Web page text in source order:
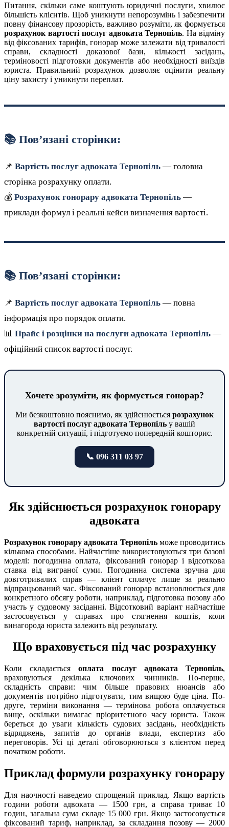
Питання, скільки саме коштують юридичні послуги, хвилює
більшість клієнтів. Щоб уникнути непорозумінь і забезпечити
повну фінансову прозорість, важливо розуміти, як формується
розрахунок вартості послуг адвоката Тернопіль. На відміну
від фіксованих тарифів, гонорар може залежати від тривалості
справи, складності доказової бази, кількості засідань,
терміновості підготовки документів або необхідності виїздів
юриста. Правильний розрахунок дозволяє оцінити реальну
ціну захисту і уникнути переплат.
📚 Пов’язані сторінки:
📌 Вартість послуг адвоката Тернопіль — головна
сторінка розрахунку оплати.
💰 Розрахунок гонорару адвоката Тернопіль —
приклади формул і реальні кейси визначення вартості.
📚 Пов’язані сторінки:
📌 Вартість послуг адвоката Тернопіль — повна
інформація про порядок оплати.
📊 Прайс і розцінки на послуги адвоката Тернопіль —
офіційний список вартості послуг.
Хочете зрозуміти, як формується гонорар?
Ми безкоштовно пояснимо, як здійснюється розрахунок
вартості послуг адвоката Тернопіль у вашій
конкретній ситуації, і підготуємо попередній кошторис.
📞 096 311 03 97
Як здійснюється розрахунок гонорару
адвоката
Розрахунок гонорару адвоката Тернопільможе проводитись
кількома способами. Найчастіше використовуються три базові
моделі: погодинна оплата, фіксований гонорар і відсоткова
ставка від виграної суми. Погодинна система зручна для
довготривалих справ — клієнт сплачує лише за реально
відпрацьований час. Фіксований гонорар встановлюється для
конкретного обсягу роботи, наприклад, підготовка позову або
участь у судовому засіданні. Відсотковий варіант найчастіше
застосовується у справах про стягнення коштів, коли
винагорода юриста залежить від результату.
Що враховується під час розрахунку
Коли складаєтьсяоплата послуг адвоката Тернопіль,
враховуються декілька ключових чинників. По-перше,
складність справи: чим більше правових нюансів або
документів потрібно підготувати, тим вищою буде ціна. По-
друге, терміни виконання — термінова робота оплачується
вище, оскільки вимагає пріоритетного часу юриста. Також
береться до уваги кількість судових засідань, необхідність
відряджень, запитів до органів влади, експертиз або
переговорів. Усі ці деталі обговорюються з клієнтом перед
початком роботи.
Приклад формули розрахунку гонорару
Для наочності наведемо спрощений приклад. Якщо вартість
години роботи адвоката — 1500 грн, а справа триває 10
годин, загальна сума складе 15 000 грн. Якщо застосовується
фіксований тариф, наприклад, за складання позову — 2000